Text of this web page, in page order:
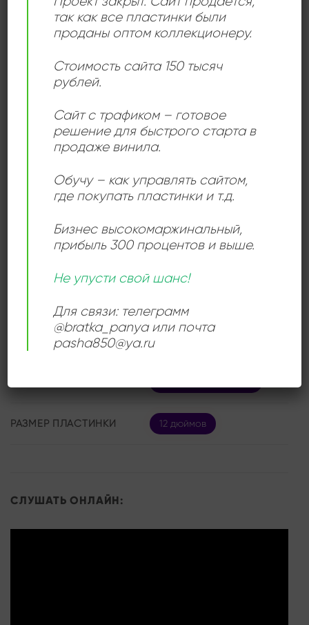
сэмплов, включая сэмпл из композиции “Super Freak”
Рика Джеймса. Мелодичные ритмы, энергичные
альбом культовым в свое время и по сей день.
Don’t Hurt ‘Em M.C. Hammer приобрел множество
наград и признание, включая номинации на премию
Grammy. В его музыке сочетаются элементы хип-
популярным среди широкой аудитории.
ДЕТАЛИ
ИСПОЛНИТЕЛЬ
РАЗМЕР ПЛАСТИНКИ 12 дюймов
СЛУШАТЬ ОНЛАЙН:
так как все пластинки были
проданы оптом коллекционеру.
Стоимость сайта 150 тысяч
рублей.
Сайт с трафиком – готовое
решение для быстрого старта в
продаже винила.
Обучу – как управлять сайтом,
где покупать пластинки и т.д.
Бизнес высокомаржинальный,
прибыль 300 процентов и выше.
Не упусти свой шанс!
Для связи: телеграмм
@bratka_panya или почта
pasha850@ya.ru